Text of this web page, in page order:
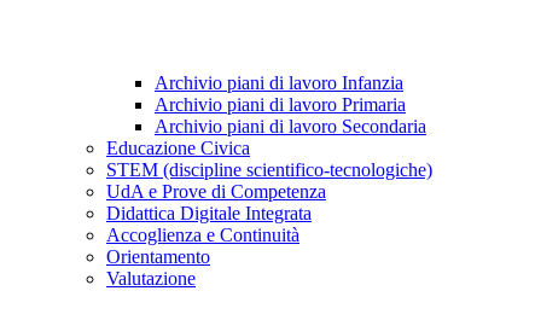
Archivio piani di lavoro Infanzia
Archivio piani di lavoro Primaria
Archivio piani di lavoro Secondaria
Educazione Civica
STEM (discipline scientifico-tecnologiche)
UdA e Prove di Competenza
Didattica Digitale Integrata
Accoglienza e Continuità
Orientamento
Valutazione